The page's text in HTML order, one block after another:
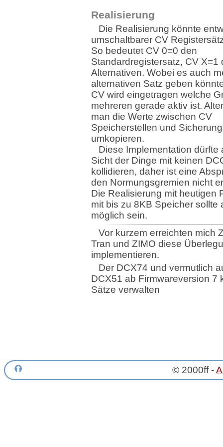
Realisierung
Die Realisierung könnte
umschaltbarer CV
So bedeutet CV 0=0 den
Standardregistersatz, CV X=1
Alternativen. Wobei es auch
alternativen Satz geben
CV wird eingetragen welche
mehreren gerade aktiv ist.
man die Werte zwischen CV
Speicherstellen und
umkopieren.
Diese Implementation dürfte
Sicht der Dinge mit keinen
kollidieren, daher ist eine
den Normungsgremien nicht
Die Realisierung mit heutigen
mit bis zu 8KB Speicher sollte
möglich sein.
Vor kurzem erreichten mich
Tran und ZIMO diese
implementieren.
Der DCX74 und vermutlich
DCX51 ab Firmwareversion 7
Sätze verwalten
© 2000ff -